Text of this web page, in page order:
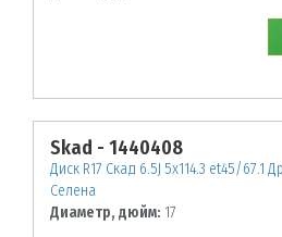
Skad - 1440408
Диск R17 Скад 6.5J 5х114.3 et45/67.1
Селена
Диаметр, дюйм: 17